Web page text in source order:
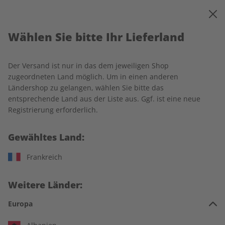
Ihr Warenkorb ist leer
Es befinden sich noch keine Artikel im Warenkorb.
Weiter einkaufen
In jeder Ausgabe spannende Einblicke und aktuelle Berichte
Wählen Sie bitte Ihr Lieferland
Der Versand ist nur in das dem jeweiligen Shop
zugeordneten Land möglich. Um in einen anderen
Ländershop zu gelangen, wählen Sie bitte das
entsprechende Land aus der Liste aus. Ggf. ist eine neue
Registrierung erforderlich.
Gewähltes Land:
Frankreich
Weitere Länder:
Europa